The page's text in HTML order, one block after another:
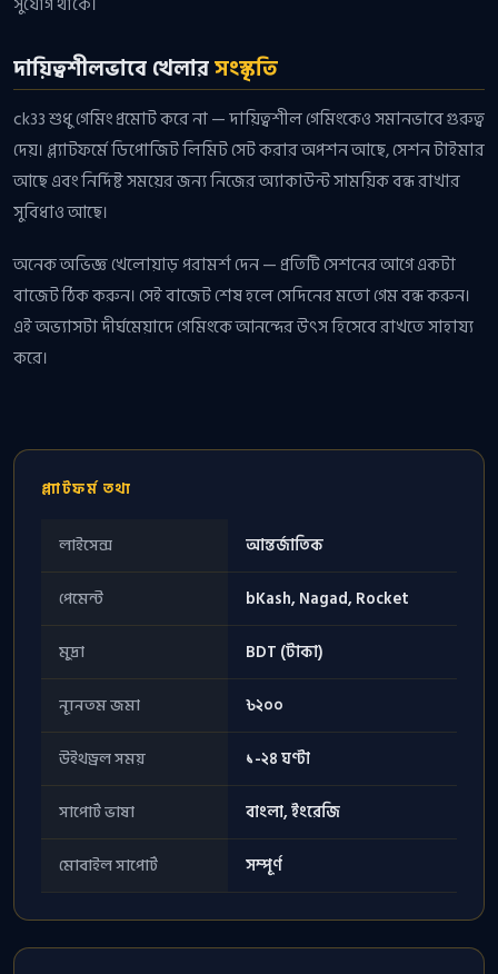
দায়িত্বশীলভাবে খেলারসংস্কৃতি
ck33 শুধু গেমিং প্রমোট করে না — দায়িত্বশীল গেমিংকেও সমানভাবে গুরুত্ব
দেয়। প্ল্যাটফর্মে ডিপোজিট লিমিট সেট করার অপশন আছে, সেশন টাইমার
আছে এবং নির্দিষ্ট সময়ের জন্য নিজের অ্যাকাউন্ট সাময়িক বন্ধ রাখার
সুবিধাও আছে।
অনেক অভিজ্ঞ খেলোয়াড় পরামর্শ দেন — প্রতিটি সেশনের আগে একটা
বাজেট ঠিক করুন। সেই বাজেট শেষ হলে সেদিনের মতো গেম বন্ধ করুন।
এই অভ্যাসটা দীর্ঘমেয়াদে গেমিংকে আনন্দের উৎস হিসেবে রাখতে সাহায্য
করে।
প্ল্যাটফর্ম তথ্য
লাইসেন্স আন্তর্জাতিক
পেমেন্ট bKash, Nagad, Rocket
মুদ্রা BDT (টাকা)
ন্যূনতম জমা ৳২০০
উইথড্রল সময় ১-২৪ ঘণ্টা
সাপোর্ট ভাষা বাংলা, ইংরেজি
মোবাইল সাপোর্ট সম্পূর্ণ